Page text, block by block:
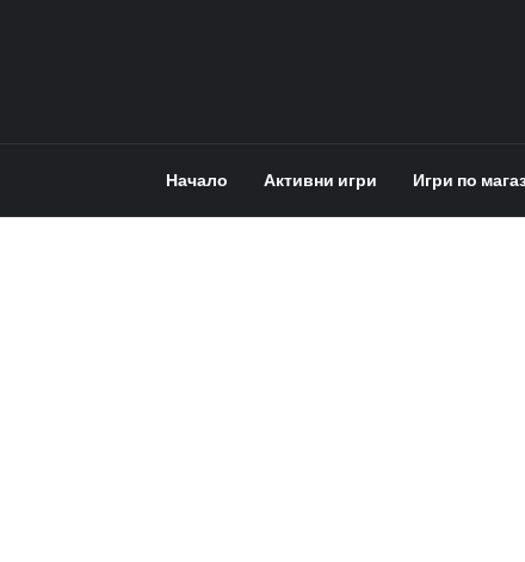
Начало Активни игри Игри по